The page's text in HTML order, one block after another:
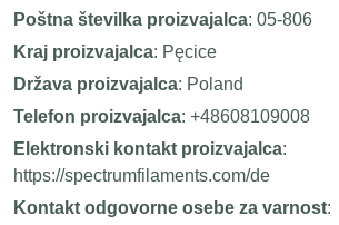
Poštna številka proizvajalca: 05-806
Kraj proizvajalca: Pęcice
Država proizvajalca: Poland
Telefon proizvajalca: +48608109008
Elektronski kontakt proizvajalca:
https://spectrumfilaments.com/de
Kontakt odgovorne osebe za varnost: